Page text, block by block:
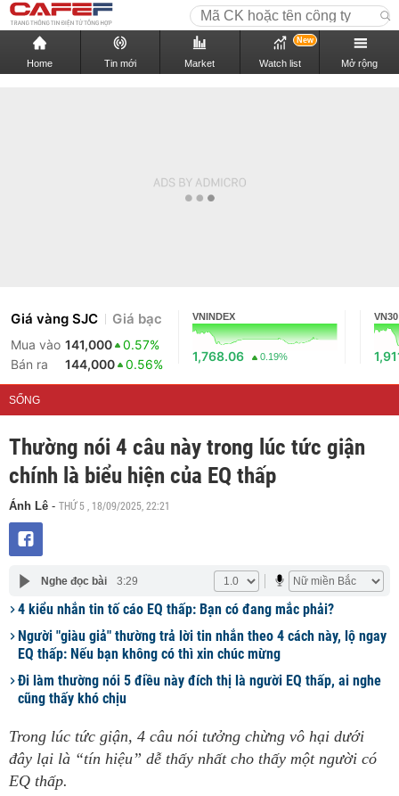
Home Tin mới Market Watch list
New
Mở rộng
Giá vàng SJC Giá bạc
Mua vào 141,000
0.57%
Bán ra
144,000 0.56%
VNINDEX
1,768.06 0.19%
VN30
SỐNG
Thường nói 4 câu này trong lúc tức giận
chính là biểu hiện của EQ thấp
Ánh Lê - THỨ 5 , 18/09/2025, 22:21
Nghe đọc bài 3:29
4 kiểu nhắn tin tố cáo EQ thấp: Bạn có đang mắc phải?
Người "giàu giả" thường trả lời tin nhắn theo 4 cách này, lộ ngay
EQ thấp: Nếu bạn không có thì xin chúc mừng
Đi làm thường nói 5 điều này đích thị là người EQ thấp, ai nghe
cũng thấy khó chịu
Trong lúc tức giận, 4 câu nói tưởng chừng vô hại dưới
đây lại là “tín hiệu” dễ thấy nhất cho thấy một người có
EQ thấp.